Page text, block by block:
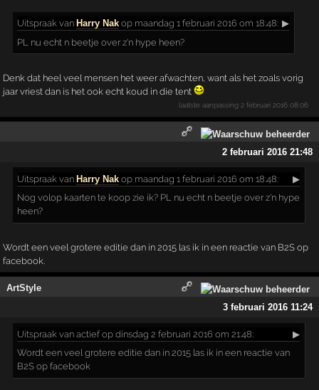
Uitspraak van Harry Nak op maandag 1 februari 2016 om 18:48: ▶
PL nu echt n beetje over z'n hype heen?
Denk dat heel veel mensen het weer afwachten, want als het zoals vorig
jaar vriest dan is het ook echt koud in die tent
laatste aanpassing 2 februari 2016 08:06
2 februari 2016 21:48
Uitspraak van Harry Nak op maandag 1 februari 2016 om 18:48:
▶
Nog volop kaarten te koop zie ik? PL nu echt n beetje over z'n hype
heen?
Wordt een veel grotere editie dan in 2015 las ik in een reactie van B2S op
facebook.
ArtStyle
3 februari 2016 11:24
Uitspraak van actief op dinsdag 2 februari 2016 om 21:48:
▶
Wordt een veel grotere editie dan in 2015 las ik in een reactie van
B2S op facebook